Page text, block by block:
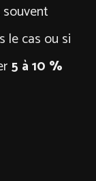
le cas ou si
5 à 10 %